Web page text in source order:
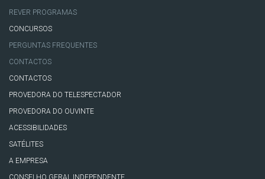
REVER PROGRAMAS
CONCURSOS
PERGUNTAS FREQUENTES
CONTACTOS
CONTACTOS
PROVEDORA DO TELESPECTADOR
PROVEDORA DO OUVINTE
ACESSIBILIDADES
SATÉLITES
A EMPRESA
CONSELHO GERAL INDEPENDENTE